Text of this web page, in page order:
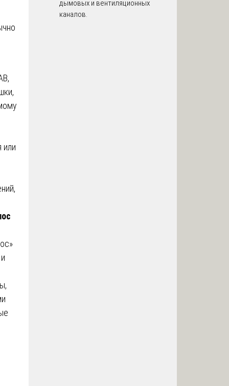
или
дымовых и вентиляционных
каналов.